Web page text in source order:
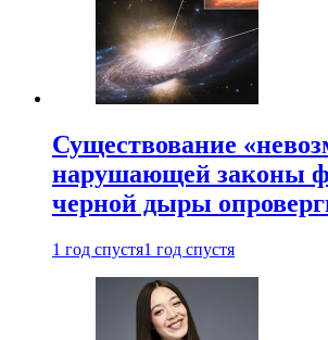
Существование
нарушающей законы
черной дыры
1 год спустя1 год спустя